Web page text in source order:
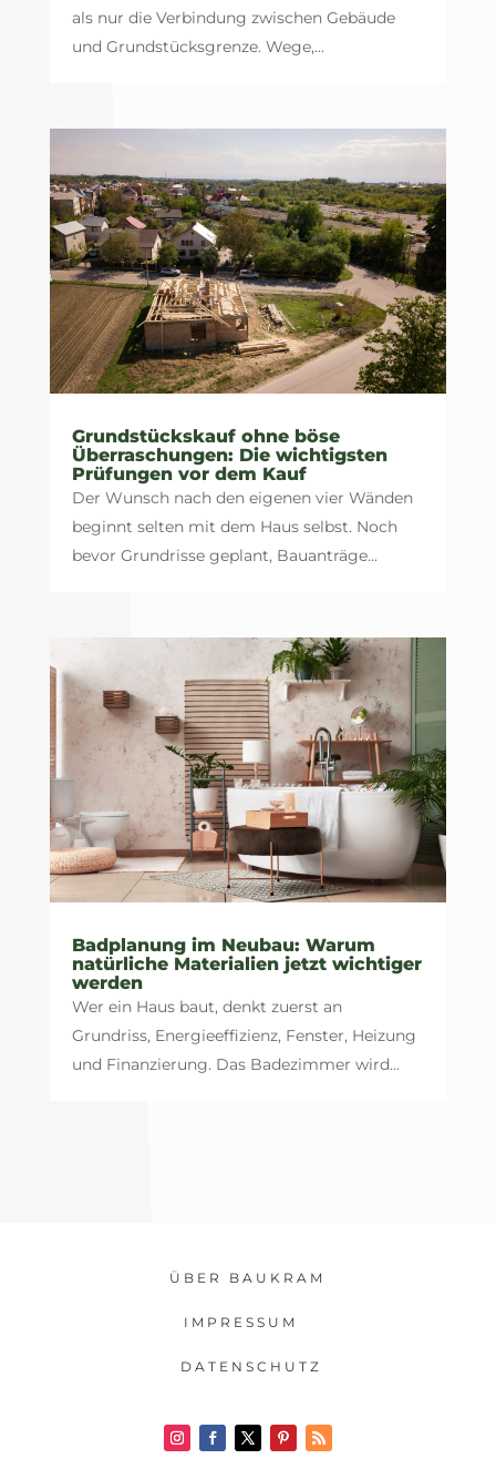
als nur die Verbindung zwischen Gebäude
und Grundstücksgrenze. Wege,...
Grundstückskauf ohne böse
Überraschungen: Die wichtigsten
Prüfungen vor dem Kauf
Der Wunsch nach den eigenen vier Wänden
beginnt selten mit dem Haus selbst. Noch
bevor Grundrisse geplant, Bauanträge...
Badplanung im Neubau: Warum
natürliche Materialien jetzt wichtiger
werden
Wer ein Haus baut, denkt zuerst an
Grundriss, Energieeffizienz, Fenster, Heizung
und Finanzierung. Das Badezimmer wird...
ÜBER BAUKRAM
IMPRESSUM
DATENSCHUTZ